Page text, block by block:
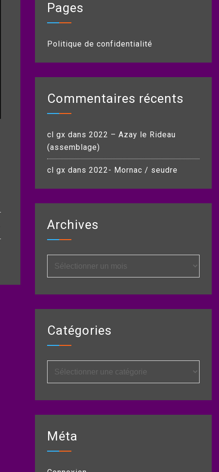
Pages
Politique de confidentialité
Commentaires récents
cl gx dans 2022 – Azay le Rideau
(assemblage)
cl gx dans 2022- Mornac / seudre
Archives
Catégories
Méta